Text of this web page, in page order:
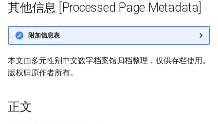
其他信息 [Processed Page Metadata]
附加信息表
本文由多元性别中文数字档案馆归档整理，仅供存档使用。
版权归原作者所有。
正文